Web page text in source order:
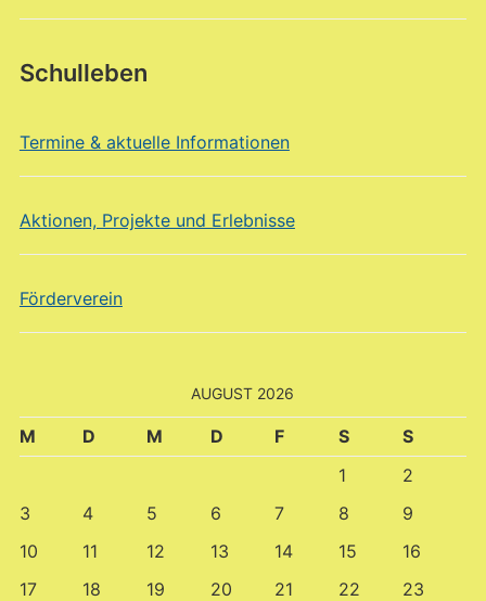
Schulleben
Termine & aktuelle Informationen
Aktionen, Projekte und Erlebnisse
Förderverein
AUGUST 2026
M D M D F S
S
1
2
3
4 5 6 7 8
9
10
11 12 13 14 15
16
17
18 19 20 21 22 23